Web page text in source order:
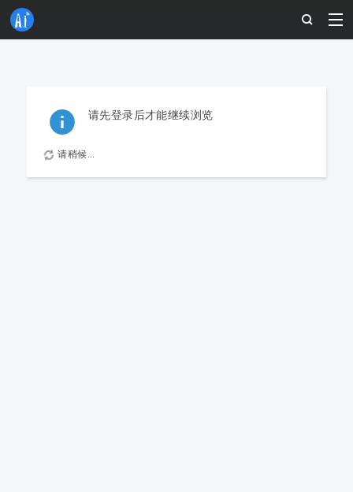
请先登录后才能继续浏览
请稍候...